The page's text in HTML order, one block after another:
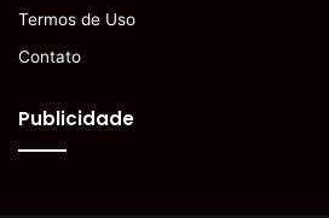
Termos de Uso
Contato
Publicidade